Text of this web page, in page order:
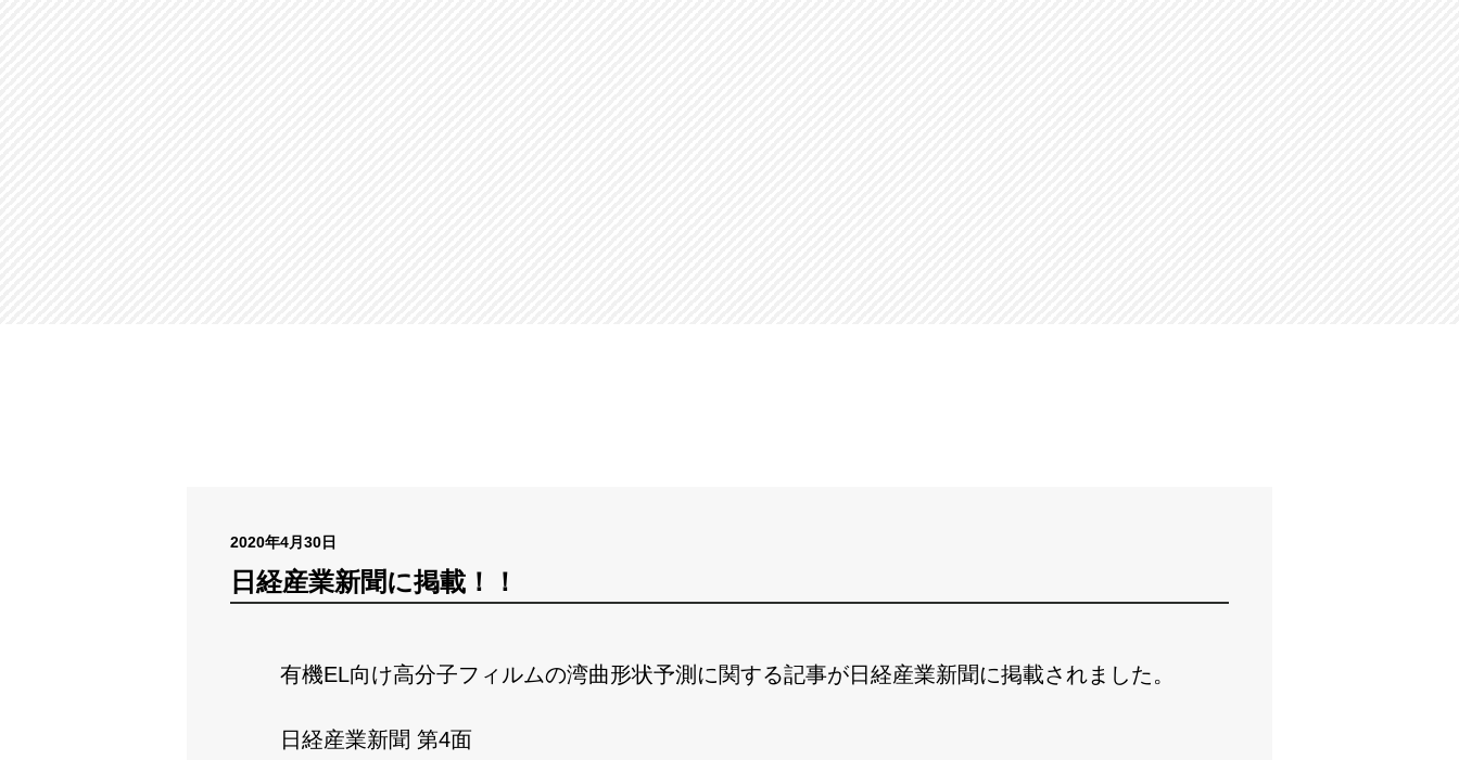
2020年4月30日
日経産業新聞に掲載！！
有機EL向け高分子フィルムの湾曲形状予測に関する記事が日経産業新聞に掲載されました。
日経産業新聞 第4面